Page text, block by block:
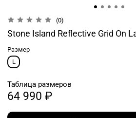
(0)
Stone Island Reflective Grid On
Размер
L
Таблица размеров
64 990 ₽